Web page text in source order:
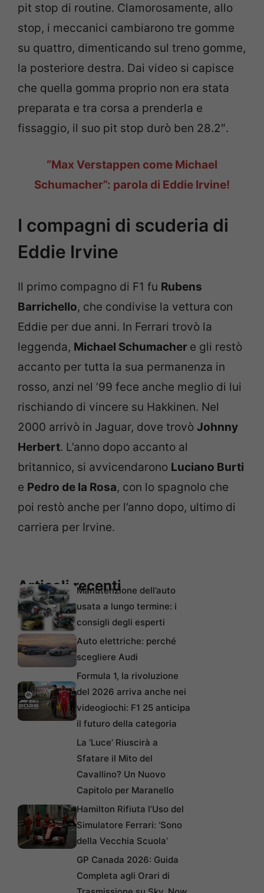
pit stop di routine. Clamorosamente, allo
stop, i meccanici cambiarono tre gomme
su quattro, dimenticando sul treno gomme,
la posteriore destra. Dai video si capisce
che quella gomma proprio non era stata
preparata e tra corsa a prenderla e
fissaggio, il suo pit stop durò ben 28.2″.
“Max Verstappen come Michael
Schumacher”: parola di Eddie Irvine!
I compagni di scuderia di
Eddie Irvine
Il primo compagno di F1 fu Rubens
Barrichello, che condivise la vettura con
Eddie per due anni. In Ferrari trovò la
leggenda, Michael Schumacher e gli restò
accanto per tutta la sua permanenza in
rosso, anzi nel ’99 fece anche meglio di lui
rischiando di vincere su Hakkinen. Nel
2000 arrivò in Jaguar, dove trovò Johnny
Herbert. L’anno dopo accanto al
britannico, si avvicendarono Luciano Burti
e Pedro de la Rosa, con lo spagnolo che
poi restò anche per l’anno dopo, ultimo di
carriera per Irvine.
Articoli recentiManutenzione dell’auto
usata a lungo termine: i
consigli degli esperti
Auto elettriche: perché
scegliere Audi
Formula 1, la rivoluzione
del 2026 arriva anche nei
videogiochi: F1 25 anticipa
il futuro della categoria
La ‘Luce’ Riuscirà a
Sfatare il Mito del
Cavallino? Un Nuovo
Capitolo per Maranello
Hamilton Rifiuta l’Uso del
Simulatore Ferrari: ‘Sono
della Vecchia Scuola’
GP Canada 2026: Guida
Completa agli Orari di